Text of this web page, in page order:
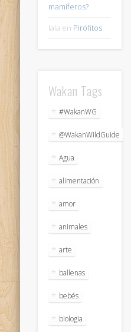
mamíferos?
lala en Pirófitos
Wakan Tags
#WakanWG
@WakanWildGuide
Agua
alimentación
amor
animales
arte
ballenas
bebés
biologia